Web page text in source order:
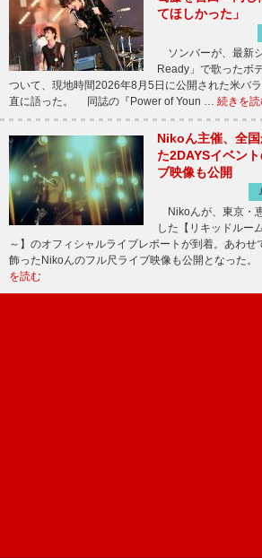
てほしかった」
ソンバーが、最新
Ready」で歌ったボ
ついて、現地時間2026年8月5日に公開された米バ
直に語った。 同誌の『Power of Youn … 続きを
Nikoん主催、全
た2DAYSイベン
ブ映像も公開
Nikoんが、東京・
した【リキッドルー
～】のオフィシャルライブレポートが到着。あわせ
飾ったNikoんのフル尺ライブ映像も公開となった
を読む